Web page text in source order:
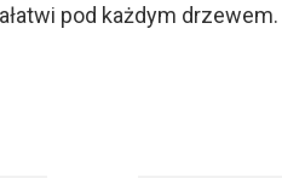
pod każdym drzewem.